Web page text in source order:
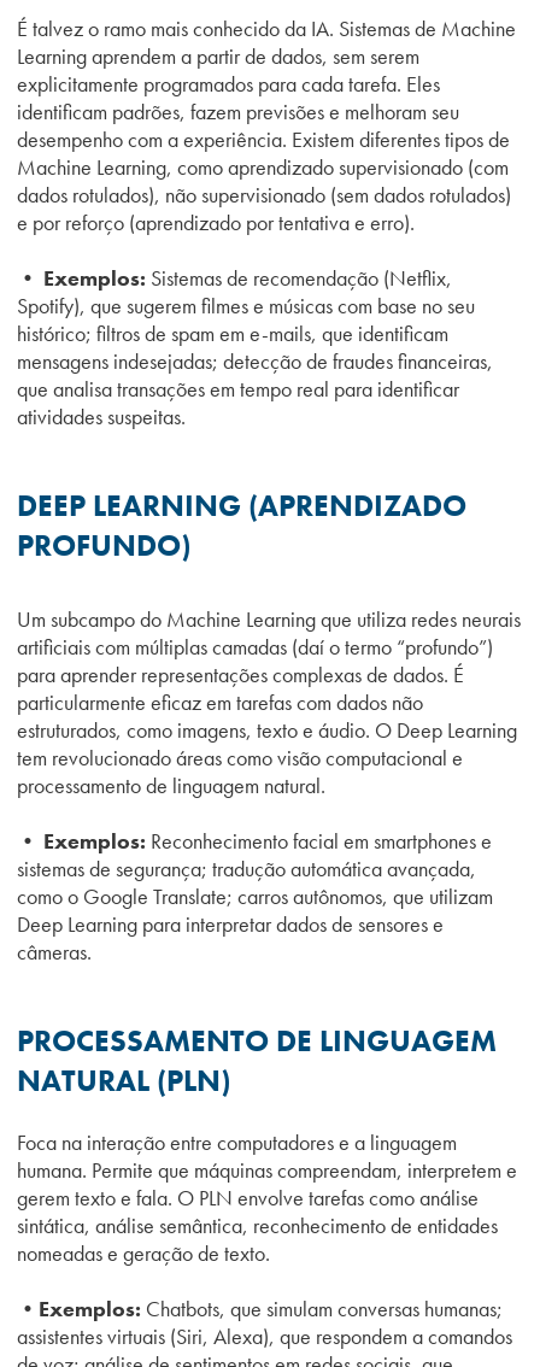
É talvez o ramo mais conhecido da IA. Sistemas de Machine
Learning aprendem a partir de dados, sem serem
explicitamente programados para cada tarefa. Eles
identificam padrões, fazem previsões e melhoram seu
desempenho com a experiência. Existem diferentes tipos de
Machine Learning, como aprendizado supervisionado (com
dados rotulados), não supervisionado (sem dados rotulados)
e por reforço (aprendizado por tentativa e erro).
• Exemplos: Sistemas de recomendação (Netflix,
Spotify), que sugerem filmes e músicas com base no seu
histórico; filtros de spam em e-mails, que identificam
mensagens indesejadas; detecção de fraudes financeiras,
que analisa transações em tempo real para identificar
atividades suspeitas.
DEEP LEARNING (APRENDIZADO
PROFUNDO)
Um subcampo do Machine Learning que utiliza redes neurais
artificiais com múltiplas camadas (daí o termo “profundo”)
para aprender representações complexas de dados. É
particularmente eficaz em tarefas com dados não
estruturados, como imagens, texto e áudio. O Deep Learning
tem revolucionado áreas como visão computacional e
processamento de linguagem natural.
• Exemplos: Reconhecimento facial em smartphones e
sistemas de segurança; tradução automática avançada,
como o Google Translate; carros autônomos, que utilizam
Deep Learning para interpretar dados de sensores e
câmeras.
PROCESSAMENTO DE LINGUAGEM
NATURAL (PLN)
Foca na interação entre computadores e a linguagem
humana. Permite que máquinas compreendam, interpretem e
gerem texto e fala. O PLN envolve tarefas como análise
sintática, análise semântica, reconhecimento de entidades
nomeadas e geração de texto.
•Exemplos: Chatbots, que simulam conversas humanas;
assistentes virtuais (Siri, Alexa), que respondem a comandos